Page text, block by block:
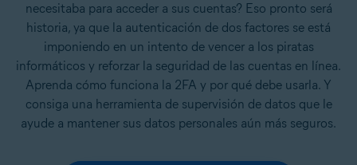
necesitaba para acceder a sus cuentas? Eso pronto será
historia, ya que la autenticación de dos factores se está
imponiendo en un intento de vencer a los piratas
informáticos y reforzar la seguridad de las cuentas en línea.
Aprenda cómo funciona la 2FA y por qué debe usarla. Y
consiga una herramienta de supervisión de datos que le
ayude a mantener sus datos personales aún más seguros.